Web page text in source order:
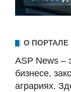
О ПОРТАЛЕ
ASP News –
бизнесе,
аграриях.